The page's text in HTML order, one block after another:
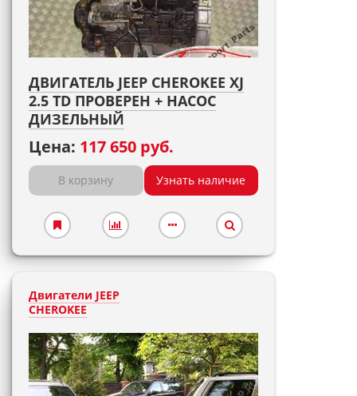
ДВИГАТЕЛЬ JEEP CHEROKEE XJ
2.5 TD ПРОВЕРЕН + НАСОС
ДИЗЕЛЬНЫЙ
Цена: 117 650 руб.
В корзину Узнать наличие
Двигатели JEEP
CHEROKEE